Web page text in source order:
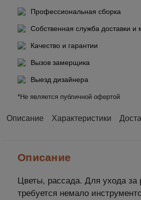
Профессиональная сборка
Собственная служба доставки и
Качество и гарантии
Вызов замерщика
Выезд дизайнера
*Не является публичной офертой
Описание Характеристики
Описание
Цветы, рассада. Для ухода за
требуется немало